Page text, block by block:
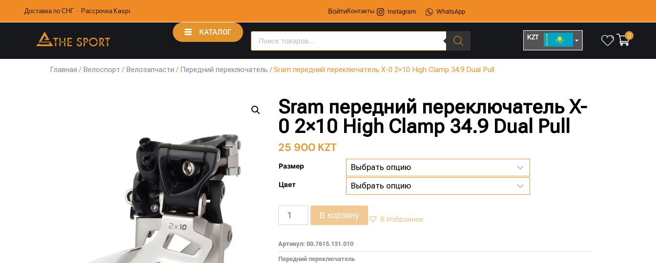
Доставка по СНГ · Рассрочка Kaspi ВойтиКонтакты Instagram WhatsApp
КАТАЛОГ
KZT 0
Главная / Велоспорт / Велозапчасти / Передний переключатель / Sram передний переключатель X-0 2×10 High Clamp 34.9 Dual Pull
Sram передний переключатель X-
0 2×10 High Clamp 34.9 Dual Pull
25 900 KZT
Размер
Цвет
В корзину В Избранное
Артикул: 00.7615.131.010
Передний переключатель